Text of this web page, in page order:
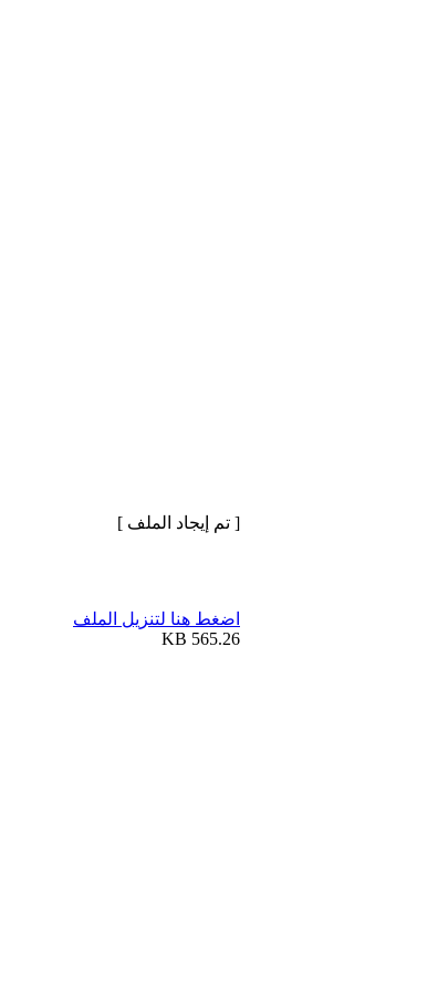
[ تم إيجاد الملف ]
اضغط هنا لتنزيل الملف
565.26 KB